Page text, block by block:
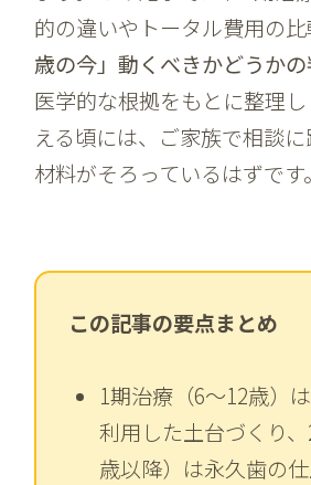
的の違いやトータル費用の
歳の今」動くべきかどうか
医学的な根拠をもとに整理
える頃には、ご家族で相談
材料がそろっているはずです。
この記事の要点まとめ
1期治療（6〜12歳）
利用した土台づくり
歳以降）は永久歯の